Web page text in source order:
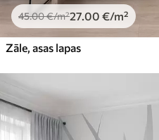
45.00€/m²27 .00 €/m²
Zāle, asas lapas